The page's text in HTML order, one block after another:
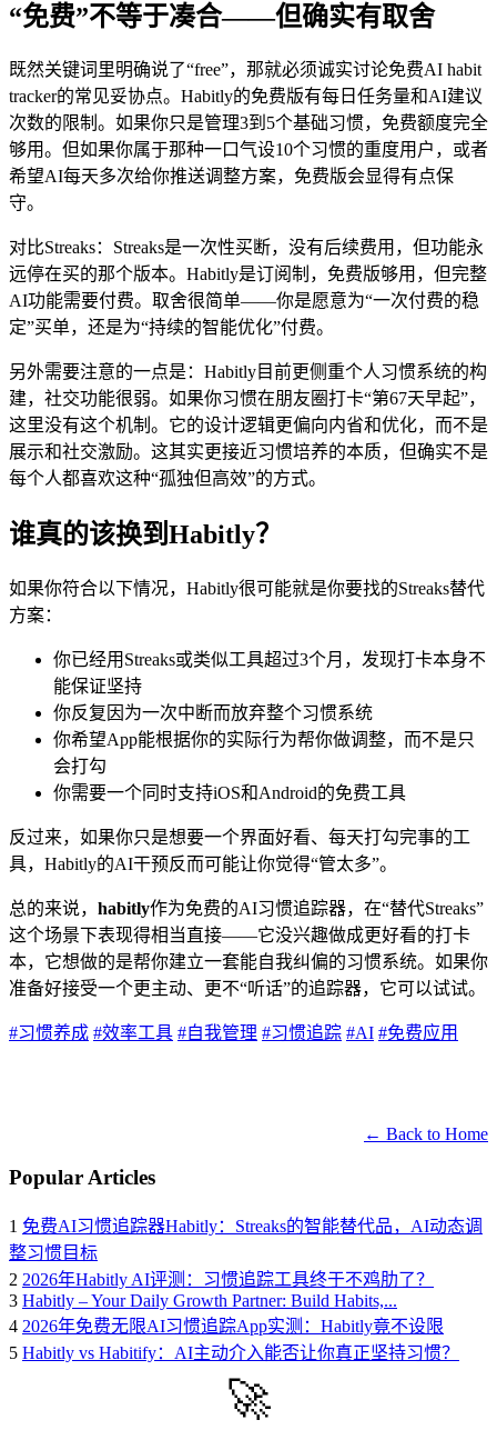
“免费”不等于凑合——但确实有取舍
既然关键词里明确说了“free”，那就必须诚实讨论免费AI habit
tracker的常见妥协点。Habitly的免费版有每日任务量和AI建议
次数的限制。如果你只是管理3到5个基础习惯，免费额度完全
够用。但如果你属于那种一口气设10个习惯的重度用户，或者
希望AI每天多次给你推送调整方案，免费版会显得有点保
守。
对比Streaks：Streaks是一次性买断，没有后续费用，但功能永
远停在买的那个版本。Habitly是订阅制，免费版够用，但完整
AI功能需要付费。取舍很简单——你是愿意为“一次付费的稳
定”买单，还是为“持续的智能优化”付费。
另外需要注意的一点是：Habitly目前更侧重个人习惯系统的构
建，社交功能很弱。如果你习惯在朋友圈打卡“第67天早起”，
这里没有这个机制。它的设计逻辑更偏向内省和优化，而不是
展示和社交激励。这其实更接近习惯培养的本质，但确实不是
每个人都喜欢这种“孤独但高效”的方式。
谁真的该换到Habitly？
如果你符合以下情况，Habitly很可能就是你要找的Streaks替代
方案：
你已经用Streaks或类似工具超过3个月，发现打卡本身不
能保证坚持
你反复因为一次中断而放弃整个习惯系统
你希望App能根据你的实际行为帮你做调整，而不是只
会打勾
你需要一个同时支持iOS和Android的免费工具
反过来，如果你只是想要一个界面好看、每天打勾完事的工
具，Habitly的AI干预反而可能让你觉得“管太多”。
总的来说， habitly作为免费的AI习惯追踪器，在“替代Streaks”
这个场景下表现得相当直接——它没兴趣做成更好看的打卡
本，它想做的是帮你建立一套能自我纠偏的习惯系统。如果你
准备好接受一个更主动、更不“听话”的追踪器，它可以试试。
#习惯养成 #效率工具 #自我管理 #习惯追踪 #AI #免费应用
← Back to Home
Popular Articles
1 免费AI习惯追踪器Habitly：Streaks的智能替代品，AI动态调
整习惯目标
2 2026年Habitly AI评测：习惯追踪工具终于不鸡肋了？
3 Habitly – Your Daily Growth Partner: Build Habits,...
4 2026年免费无限AI习惯追踪App实测：Habitly竟不设限
5 Habitly vs Habitify：AI主动介入能否让你真正坚持习惯？
🚀